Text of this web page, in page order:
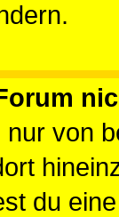
von
du